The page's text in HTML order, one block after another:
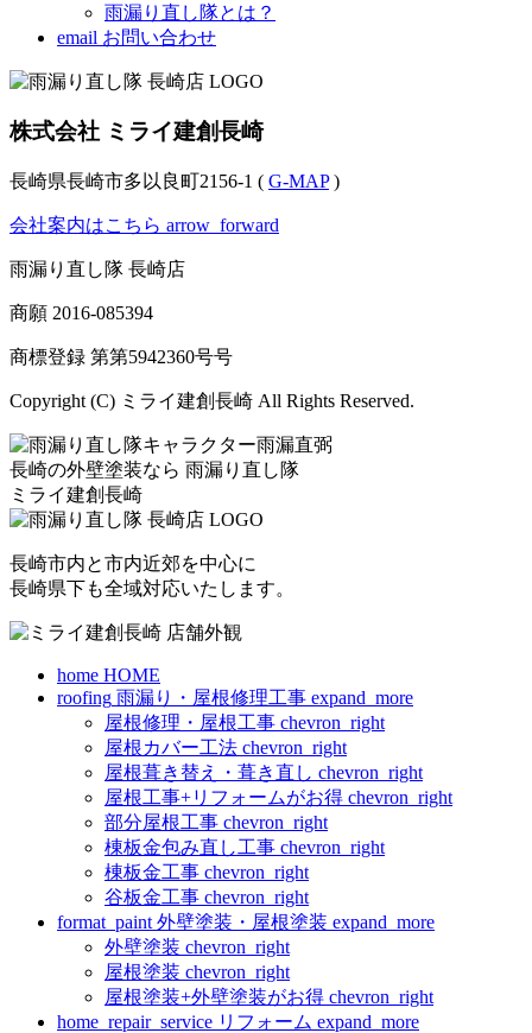
雨漏り直し隊とは？
email お問い合わせ
株式会社 ミライ建創長崎
長崎県長崎市多以良町2156-1 ( G-MAP)
会社案内はこちら arrow_forward
雨漏り直し隊 長崎店
商願 2016-085394
商標登録 第第5942360号号
Copyright (C) ミライ建創長崎 All Rights Reserved.
長崎の外壁塗装なら 雨漏り直し隊
ミライ建創長崎
長崎市内と市内近郊を中心に
長崎県下も全域対応いたします。
home HOME
roofing 雨漏り・屋根修理工事 expand_more
屋根修理・屋根工事 chevron_right
屋根カバー工法 chevron_right
屋根葺き替え・葺き直し chevron_right
屋根工事+リフォームがお得 chevron_right
部分屋根工事 chevron_right
棟板金包み直し工事 chevron_right
棟板金工事 chevron_right
谷板金工事 chevron_right
format_paint 外壁塗装・屋根塗装 expand_more
外壁塗装 chevron_right
屋根塗装 chevron_right
屋根塗装+外壁塗装がお得 chevron_right
home_repair_service リフォーム expand_more